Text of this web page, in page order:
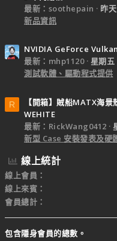
最新：soothepain
昨
新品資訊
NVIDIA GeForce
最新：mhp1120
星期五
測試軟體、驅動程式提供
R
【開箱】賊船MATX海
WEHITE
最新：RickWang0412
新型 Case 安裝發表及硬
線上統計
線上會員
線上來賓
會員總計
包含隱身會員的總數。